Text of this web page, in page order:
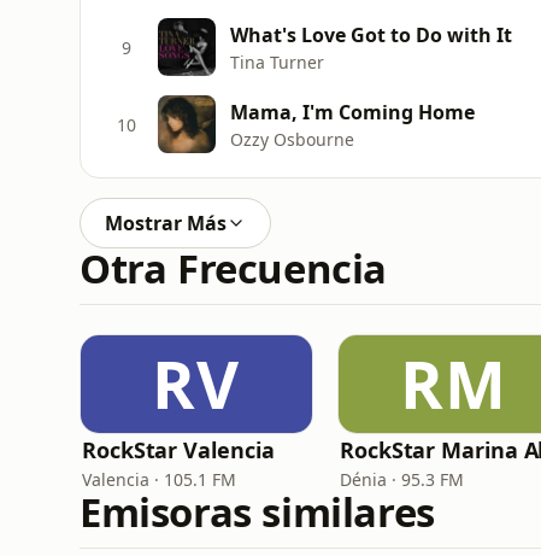
9 What's Love Got to Do with It
Tina Turner
10 Mama, I'm Coming Home
Ozzy Osbourne
Mostrar Más
Otra Frecuencia
RV
RockStar Valencia
Valencia · 105.1 FM
RM
Dénia · 95.3 FM
Emisoras similares